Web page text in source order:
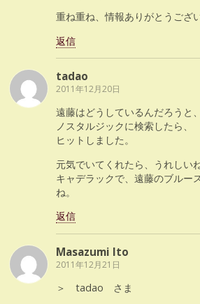
重ね重ね、情報ありがとうござ
返信
tadao
2011年12月20日
遠藤はどうしているんだろうと、
ノスタルジックに検索したら、
ヒットしました。
元気でいてくれたら、うれしいね
キャデラックで、遠藤のブルー
ね。
返信
Masazumi Ito
2011年12月21日
＞ tadao さま